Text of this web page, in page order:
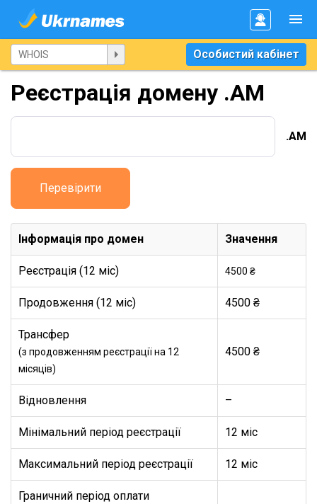
Особистий кабінет
Реєстрація домену .AM
.AM
Перевірити
Інформація про домен Значення
Реєстрація (12 міс) 4500 ₴
Продовження (12 міс) 4500 ₴
Трансфер
(з продовженням реєстрації на 12
місяців)
4500 ₴
Відновлення –
Мінімальний період реєстрації 12 міс
Максимальний період реєстрації 12 міс
Граничний період оплати